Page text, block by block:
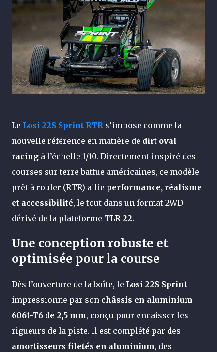
Le Losi 22S Sprint RTR s’impose comme la
nouvelle référence en matière de dirt oval
racing à l’échelle 1/10. Directement inspiré des
courses sur terre battue américaines, ce modèle
prêt à rouler (RTR) allie performance, réalisme
et accessibilité, le tout dans un format 2WD
dérivé de la plateforme TLR 22.
Une conception robuste et
optimisée pour la course
Dès l’ouverture de la boîte, le Losi 22S Sprint
impressionne par son châssis en aluminium
6061-T6 de 2,5 mm, conçu pour encaisser les
rigueurs de la piste. Il est complété par des
amortisseurs filetés en aluminium, des